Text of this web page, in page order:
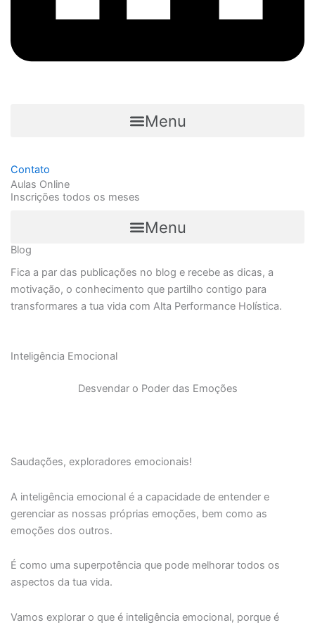
Menu
Contato
Aulas Online
Inscrições todos os meses
Menu
Blog
Fica a par das publicações no blog e recebe as dicas, a
motivação, o conhecimento que partilho contigo para
transformares a tua vida com Alta Performance Holística.
Inteligência Emocional
Desvendar o Poder das Emoções
Saudações, exploradores emocionais!
A inteligência emocional é a capacidade de entender e
gerenciar as nossas próprias emoções, bem como as
emoções dos outros.
É como uma superpotência que pode melhorar todos os
aspectos da tua vida.
Vamos explorar o que é inteligência emocional, porque é